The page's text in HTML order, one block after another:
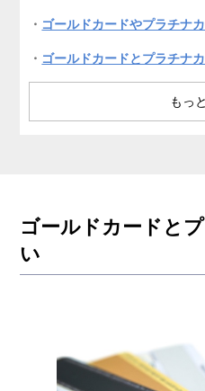
ゴールドカードやプラチナ
ゴールドカードとプラチナ
スプレス（R）・カードがお
ゴールドカードと
い